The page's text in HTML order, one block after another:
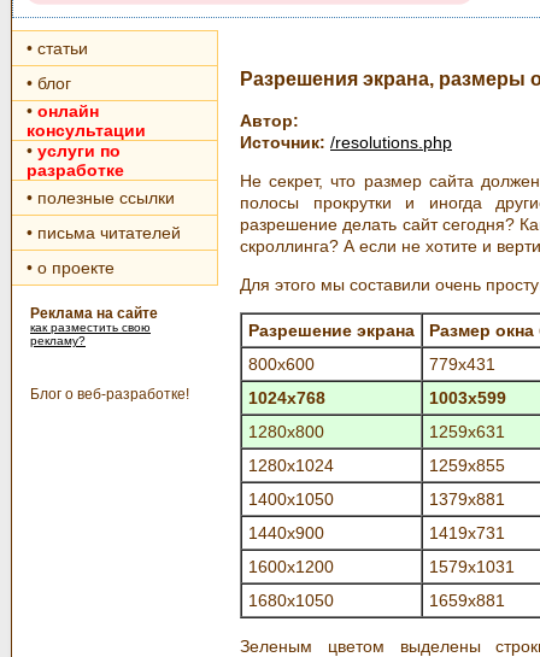
• статьи
• блог
• онлайн
консультации
• услуги по
разработке
• полезные ссылки
• письма читателей
• о проекте
Реклама на сайте
как разместить свою
рекламу?
Блог о веб-разработке!
Разрешения экрана, размеры
Автор:
Источник: /resolutions.php
Не секрет, что размер сайта
полосы прокрутки и иногда
разрешение делать сайт сегодня?
скроллинга? А если не хотите и
Для этого мы составили очень
Разрешение экрана
Размер окна
800x600
779x431
1024x768
1003x599
1280x800
1259x631
1280x1024
1259x855
1400x1050
1379x881
1440x900
1419x731
1600x1200
1579x1031
1680x1050
1659x881
Зеленым цветом выделены